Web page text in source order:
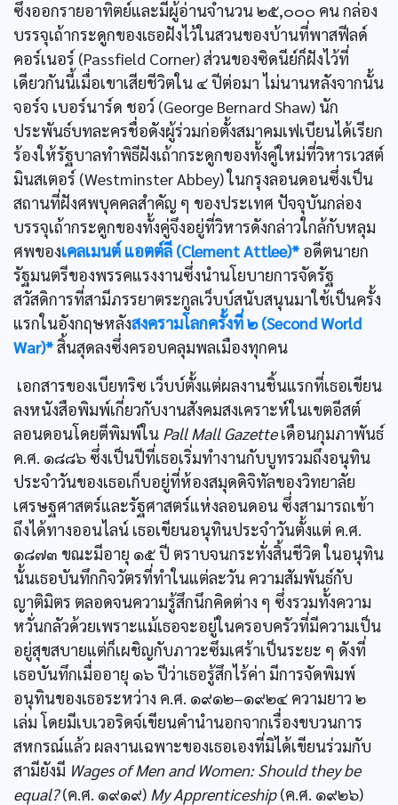
ซึ่งออกรายอาทิตย์และมีผู้อ่านจำนวน ๒๕,๐๐๐ คน กล่อง
บรรจุเถ้ากระดูกของเธอฝังไว้ในสวนของบ้านที่พาสฟีลด์
คอร์เนอร์ (Passfield Corner) ส่วนของซิดนีย์ก็ฝังไว้ที่
เดียวกันนี้เมื่อเขาเสียชีวิตใน ๔ ปีต่อมา ไม่นานหลังจากนั้น
จอร์จ เบอร์นาร์ด ชอว์ (George Bernard Shaw) นัก
ประพันธ์บทละครชื่อดังผู้ร่วมก่อตั้งสมาคมเฟเบียนได้เรียก
ร้องให้รัฐบาลทำพิธีฝังเถ้ากระดูกของทั้งคู่ใหม่ที่วิหารเวสต์
มินสเตอร์ (Westminster Abbey) ในกรุงลอนดอนซึ่งเป็น
สถานที่ฝังศพบุคคลสำคัญ ๆ ของประเทศ ปัจจุบันกล่อง
บรรจุเถ้ากระดูกของทั้งคู่จึงอยู่ที่วิหารดังกล่าวใกล้กับหลุม
ศพของเคลเมนต์ แอตต์ลี (Clement Attlee)* อดีตนายก
รัฐมนตรีของพรรคแรงงานซึ่งนำนโยบายการจัดรัฐ
สวัสดิการที่สามีภรรยาตระกูลเว็บบ์สนับสนุนมาใช้เป็นครั้ง
แรกในอังกฤษหลังสงครามโลกครั้งที่ ๒ (Second World
War)*สิ้นสุดลงซึ่งครอบคลุมพลเมืองทุกคน
เอกสารของเบียทริซ เว็บบ์ตั้งแต่ผลงานชิ้นแรกที่เธอเขียน
ลงหนังสือพิมพ์เกี่ยวกับงานสังคมสงเคราะห์ในเขตอีสต์
ลอนดอนโดยตีพิมพ์ใน Pall Mall Gazetteเดือนกุมภาพันธ์
ค.ศ. ๑๘๘๖ ซึ่งเป็นปีที่เธอเริ่มทำงานกับบูทรวมถึงอนุทิน
ประจำวันของเธอเก็บอยู่ที่ห้องสมุดดิจิทัลของวิทยาลัย
เศรษฐศาสตร์และรัฐศาสตร์แห่งลอนดอน ซึ่งสามารถเข้า
ถึงได้ทางออนไลน์ เธอเขียนอนุทินประจำวันตั้งแต่ ค.ศ.
๑๘๗๓ ขณะมีอายุ ๑๕ ปี ตราบจนกระทั่งสิ้นชีวิต ในอนุทิน
นั้นเธอบันทึกกิจวัตรที่ทำในแต่ละวัน ความสัมพันธ์กับ
ญาติมิตร ตลอดจนความรู้สึกนึกคิดต่าง ๆ ซึ่งรวมทั้งความ
หวั่นกลัวด้วยเพราะแม้เธอจะอยู่ในครอบครัวที่มีความเป็น
อยู่สุขสบายแต่ก็เผชิญกับภาวะซึมเศร้าเป็นระยะ ๆ ดังที่
เธอบันทึกเมื่ออายุ ๑๖ ปีว่าเธอรู้สึกไร้ค่า มีการจัดพิมพ์
อนุทินของเธอระหว่าง ค.ศ. ๑๙๑๒–๑๙๒๔ ความยาว ๒
เล่ม โดยมีเบเวอริดจ์เขียนคำนำนอกจากเรื่องขบวนการ
สหกรณ์แล้ว ผลงานเฉพาะของเธอเองที่มิได้เขียนร่วมกับ
สามียังมี Wages of Men and Women: Should they be
equal?(ค.ศ. ๑๙๑๙) My Apprenticeship(ค.ศ. ๑๙๒๖)